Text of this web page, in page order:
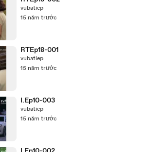
vubatiep
15 năm trước
RTEp18-001
vubatiep
15 năm trước
I.Ep10-003
vubatiep
15 năm trước